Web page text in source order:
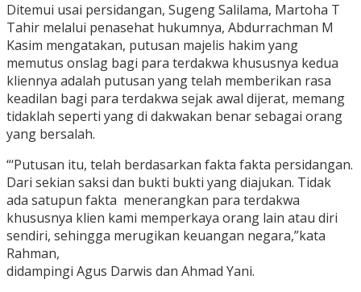
Ditemui usai persidangan, Sugeng Salilama, Martoha T
Tahir melalui penasehat hukumnya, Abdurrachman M
Kasim mengatakan, putusan majelis hakim yang
memutus onslag bagi para terdakwa khususnya kedua
kliennya adalah putusan yang telah memberikan rasa
keadilan bagi para terdakwa sejak awal dijerat, memang
tidaklah seperti yang di dakwakan benar sebagai orang
yang bersalah.
“‘Putusan itu, telah berdasarkan fakta fakta persidangan.
Dari sekian saksi dan bukti bukti yang diajukan. Tidak
ada satupun fakta menerangkan para terdakwa
khususnya klien kami memperkaya orang lain atau diri
sendiri, sehingga merugikan keuangan negara,”kata
Rahman,
didampingi Agus Darwis dan Ahmad Yani.